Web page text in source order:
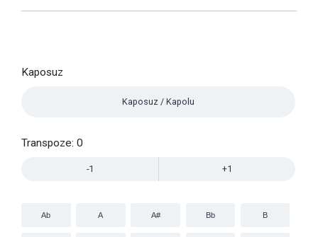
Kaposuz
Kaposuz / Kapolu
Transpoze: 0
+1
-1
Ab A A# Bb B